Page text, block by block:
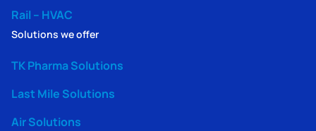
Rail – HVAC
Solutions we offer
TK Pharma Solutions
Last Mile Solutions
Air Solutions